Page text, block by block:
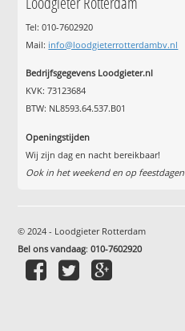
Tel: 010-7602920
Mail: info@loodgieterrotterdambv.nl
Bedrijfsgegevens Loodgieter.nl
KVK: 73123684
BTW: NL8593.64.537.B01
Openingstijden
Wij zijn dag en nacht bereikbaar!
Ook in het weekend en op feestdagen
© 2024 - Loodgieter Rotterdam
Bel ons vandaag:010-7602920